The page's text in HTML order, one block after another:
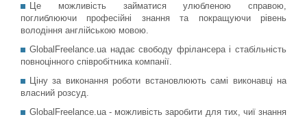
Це можливість займатися улюбленою справою,
поглиблюючи професійні знання та покращуючи рівень
володіння англійською мовою.
GlobalFreelance.ua надає свободу фрілансера і стабільність
повноцінного співробітника компанії.
Ціну за виконання роботи встановлюють самі виконавці на
власний розсуд.
GlobalFreelance.ua - можливість заробити для тих, чиї знання